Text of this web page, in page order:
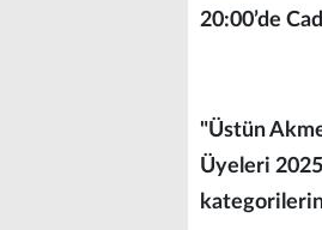
20:00’de
"Üstün
Üyeleri